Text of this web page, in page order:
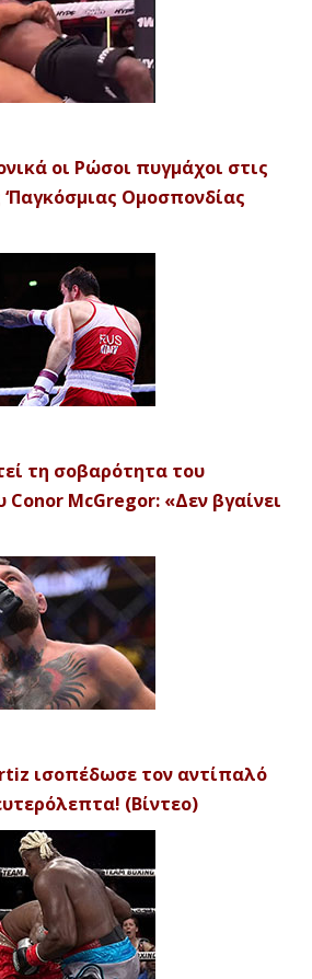
οι Ρώσοι πυγμάχοι στις
Ομοσπονδίας
τη σοβαρότητα του
McGregor: «Δεν βγαίνει
ισοπέδωσε τον αντίπαλό
(Βίντεο)